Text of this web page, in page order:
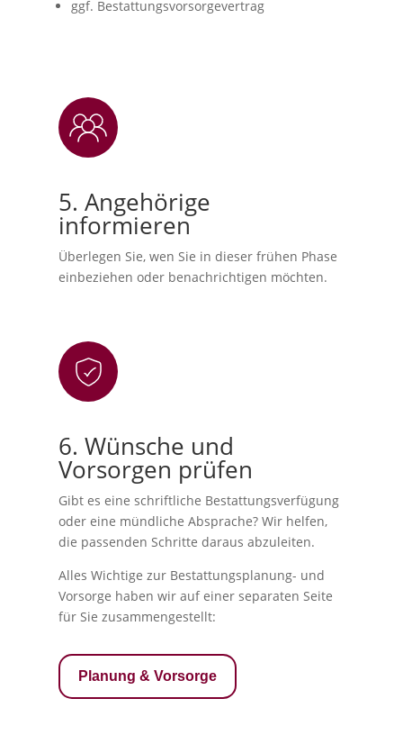
ggf. Bestattungsvorsorgevertrag
5. Angehörige
informieren
Überlegen Sie, wen Sie in dieser frühen Phase
einbeziehen oder benachrichtigen möchten.
6. Wünsche und
Vorsorgen prüfen
Gibt es eine schriftliche Bestattungsverfügung
oder eine mündliche Absprache? Wir helfen,
die passenden Schritte daraus abzuleiten.
Alles Wichtige zur Bestattungsplanung- und
Vorsorge haben wir auf einer separaten Seite
für Sie zusammengestellt:
Planung & Vorsorge